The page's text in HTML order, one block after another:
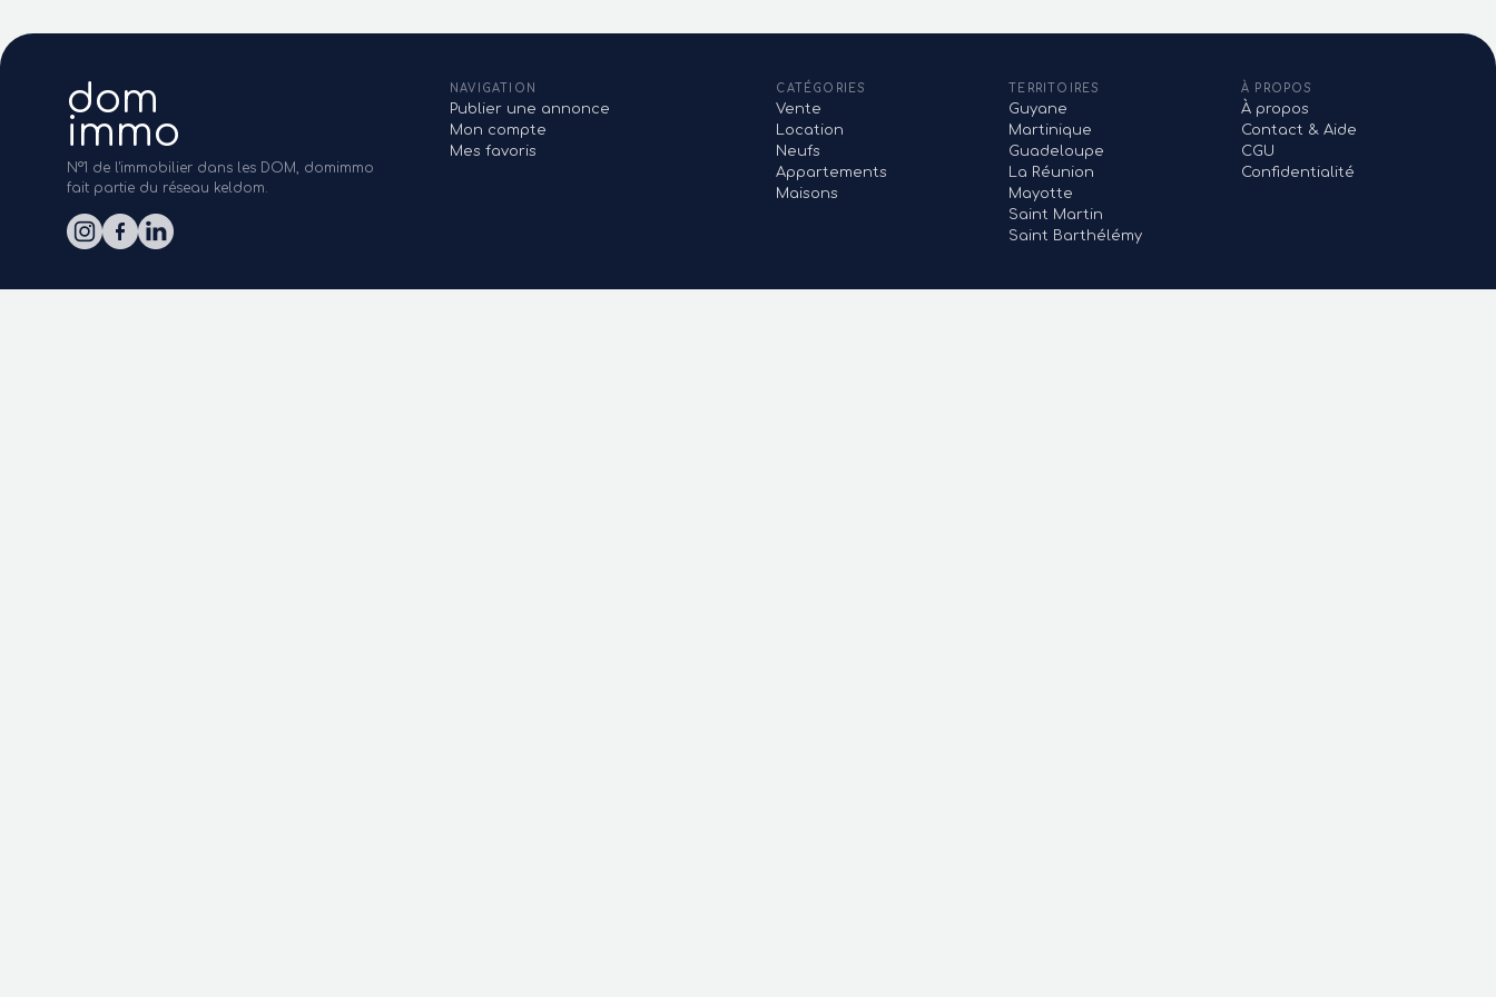
dom
immo
N°1 de l'immobilier dans les DOM, domimmo
fait partie du réseau keldom.
NAVIGATION
Publier une annonce
Mon compte
Mes favoris
CATÉGORIES
Vente
Location
Neufs
Appartements
Maisons
TERRITOIRES
Guyane
Martinique
Guadeloupe
La Réunion
Mayotte
Saint Martin
Saint Barthélémy
À PROPOS
À propos
Contact & Aide
CGU
Confidentialité